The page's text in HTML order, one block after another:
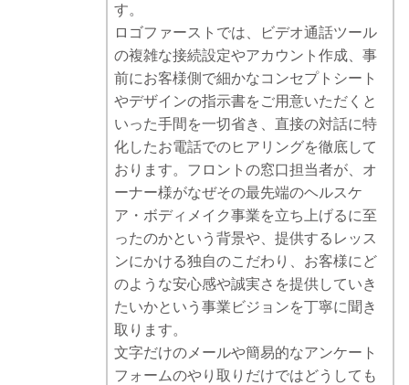
す。
ロゴファーストでは、ビデオ通話ツール
の複雑な接続設定やアカウント作成、事
前にお客様側で細かなコンセプトシート
やデザインの指示書をご用意いただくと
いった手間を一切省き、直接の対話に特
化したお電話でのヒアリングを徹底して
おります。フロントの窓口担当者が、オ
ーナー様がなぜその最先端のヘルスケ
ア・ボディメイク事業を立ち上げるに至
ったのかという背景や、提供するレッス
ンにかける独自のこだわり、お客様にど
のような安心感や誠実さを提供していき
たいかという事業ビジョンを丁寧に聞き
取ります。
文字だけのメールや簡易的なアンケート
フォームのやり取りだけではどうしても